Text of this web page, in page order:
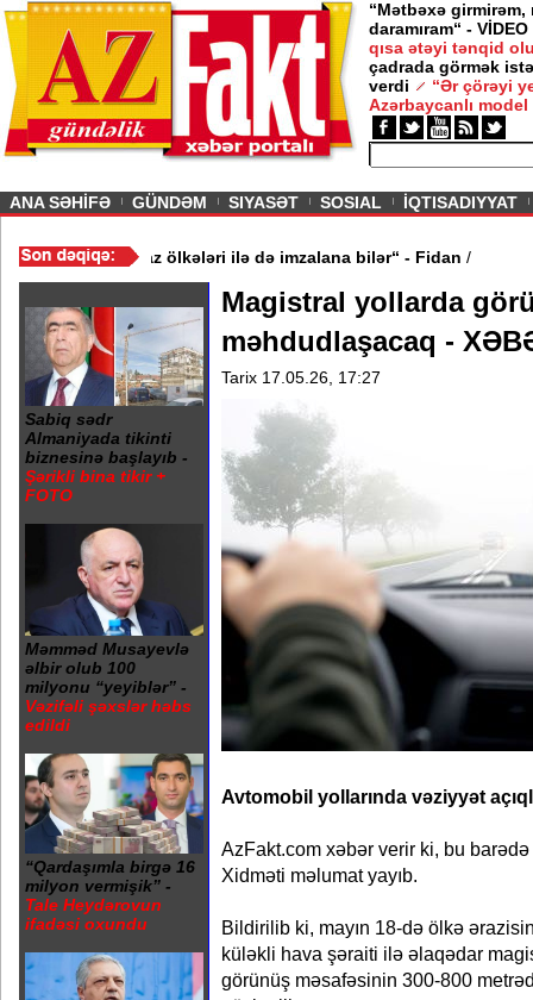
“Mətbəxə girmirəm,
daramıram“ - VİDEO
qısa ətəyi tənqid
çadrada görmək
verdi
“Ər çörəyi
Azərbaycanlı model
ANA SƏHİFƏ GÜNDƏM SIYASƏT SOSIAL İQTISADIYYAT
oxşar anlaşma Qafqaz ölkələri ilə də imzalana bilər“ - Fidan
Sabiq sədr
Almaniyada tikinti
biznesinə başlayıb -
Şərikli bina tikir +
FOTO
Məmməd Musayevlə
əlbir olub 100
milyonu “yeyiblər” -
Vəzifəli şəxslər həbs
edildi
“Qardaşımla birgə 16
milyon vermişik” -
Tale Heydərovun
ifadəsi oxundu
Magistral yollarda
məhdudlaşacaq -
Tarix 17.05.26, 17:27
Avtomobil yollarında vəziyyət
AzFakt.com xəbər verir ki, bu
Xidməti məlumat yayıb.
Bildirilib ki, mayın 18-də ölkə
küləkli hava şəraiti ilə əlaqədar
görünüş məsafəsinin 300-800